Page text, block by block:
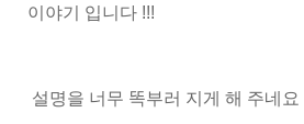
이야기 입니다 !!!
설명을 너무 똑부러 지게 해 주네요